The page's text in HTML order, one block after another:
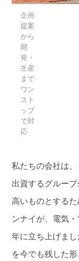
企画
提案
から
開
発・
生産
まで
ワン
スト
ップ
で対
応
私たちの会社は
出資するグルー
高いものとする
ンナイが、電気
年に立ち上げま
を今でも残した形